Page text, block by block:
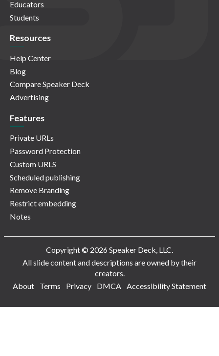
Educators
Students
Resources
Help Center
Blog
Compare Speaker Deck
Advertising
Features
Private URLs
Password Protection
Custom URLS
Scheduled publishing
Remove Branding
Restrict embedding
Notes
Copyright © 2026 Speaker Deck, LLC.
All slide content and descriptions are owned by their
creators.
About
Terms Privacy DMCA Accessibility Statement